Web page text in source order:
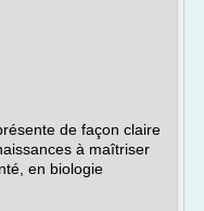
de façon claire
à maîtriser
en biologie